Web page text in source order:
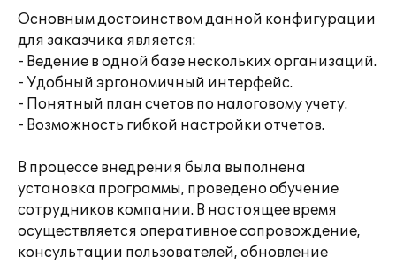
Основным достоинством данной конфигурации
для заказчика является:
- Ведение в одной базе нескольких организаций.
- Удобный эргономичный интерфейс.
- Понятный план счетов по налоговому учету.
- Возможность гибкой настройки отчетов.
В процессе внедрения была выполнена
установка программы, проведено обучение
сотрудников компании. В настоящее время
осуществляется оперативное сопровождение,
консультации пользователей, обновление